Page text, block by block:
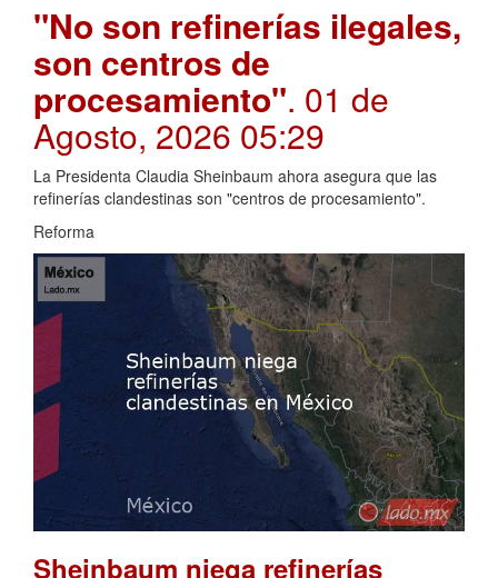
"No son refinerías ilegales,
son centros de
procesamiento". 01 de
Agosto, 2026 05:29
La Presidenta Claudia Sheinbaum ahora asegura que las
refinerías clandestinas son "centros de procesamiento".
Reforma
Sheinbaum niega refinerías